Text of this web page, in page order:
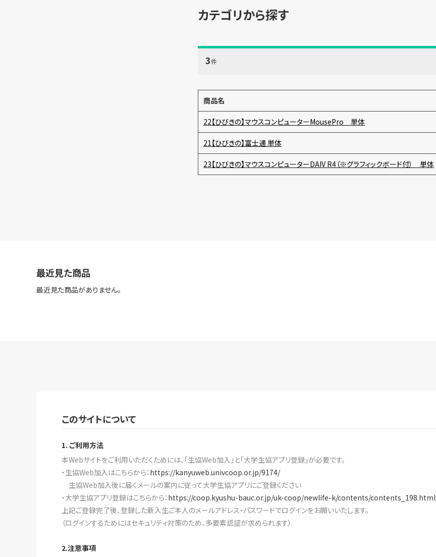
カテゴリから探す
3件
商品名
22【ひびきの】マウスコンピューターMousePro 単体
21【ひびきの】富士通 単体
23【ひびきの】マウスコンピューターDAIV R4（※グラフィックボード付） 単体
最近見た商品
最近見た商品がありません。
このサイトについて
1. ご利用方法
本Webサイトをご利用いただくためには、「生協Web加入」と「大学生協アプリ登録」が必要です。
・生協Web加入はこちらから： https://kanyuweb.univcoop.or.jp/9174/
生協Web加入後に届くメールの案内に従って大学生協アプリにご登録ください
・大学生協アプリ登録はこちらから： https://coop.kyushu-bauc.or.jp/uk-coop/newlife-k/contents/contents_198.html
上記ご登録完了後、登録した新入生ご本人のメールアドレス・パスワードでログインをお願いいたします。
（ログインするためにはセキュリティ対策のため、多要素認証が求められます）
2.注意事項